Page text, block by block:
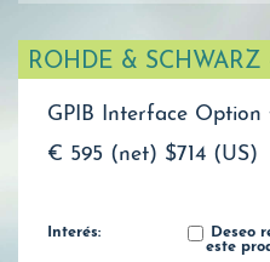
ROHDE & SCHWARZ
GPIB Interface
€ 595 (net) $714 (US)
Interés:
Deseo
este